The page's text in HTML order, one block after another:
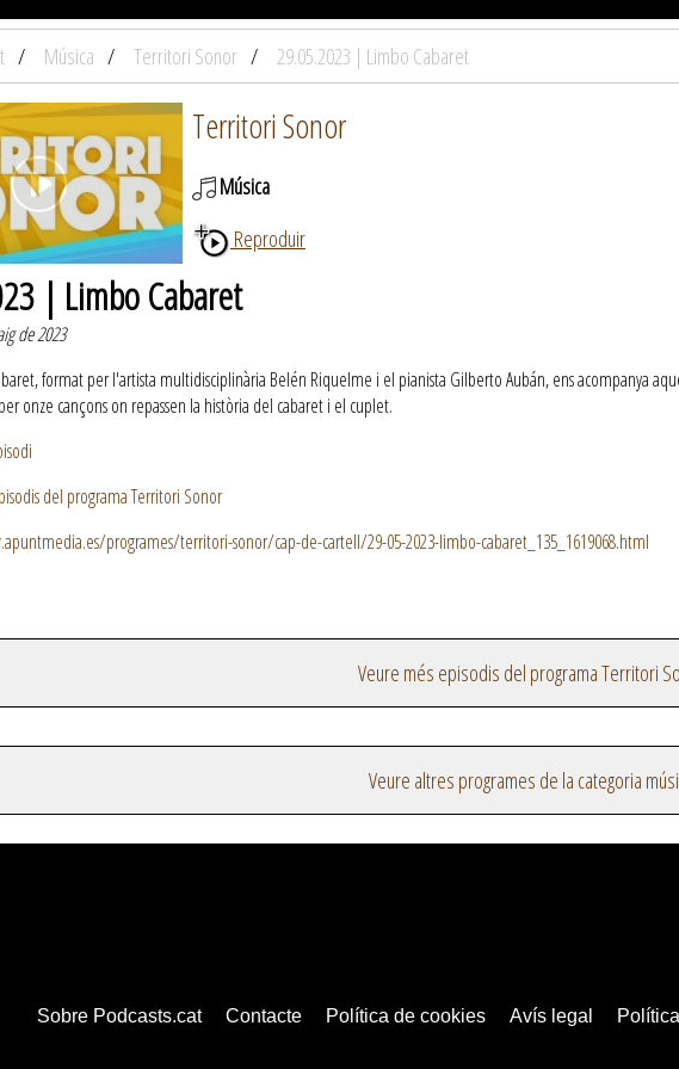
Música Territori Sonor 29.05.2023 | Limbo Cabaret
Territori Sonor
Música
Reproduir
| Limbo Cabaret
de 2023
format per l'artista multidisciplinària Belén Riquelme i el pianista Gilberto Aubán, ens acompanya
onze cançons on repassen la història del cabaret i el cuplet.
del programa Territori Sonor
programes/territori-sonor/cap-de-cartell/29-05-2023-limbo-cabaret_135_1619068.html
Veure més episodis del programa Territori
Veure altres programes de la categoria
Sobre Podcasts.cat Contacte Política de cookies Avís legal